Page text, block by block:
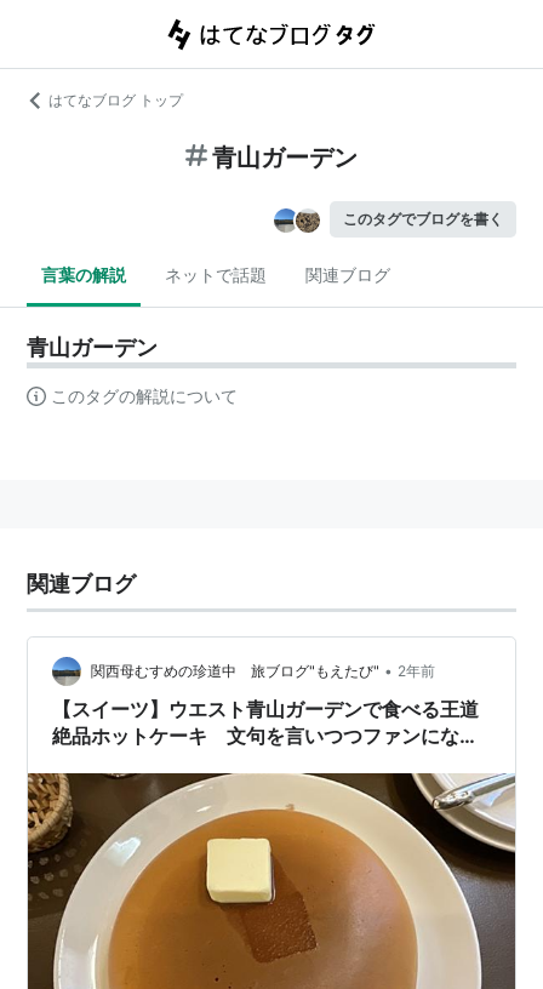
はてなブログ トップ
青山ガーデン
このタグでブログを書く
言葉の解説 ネットで話題 関連ブログ
青山ガーデン
このタグの解説について
関連ブログ
関西母むすめの珍道中 旅ブログ"もえたび" • 2年前
【スイーツ】ウエスト青山ガーデンで食べる王道
絶品ホットケーキ 文句を言いつつファンになっ